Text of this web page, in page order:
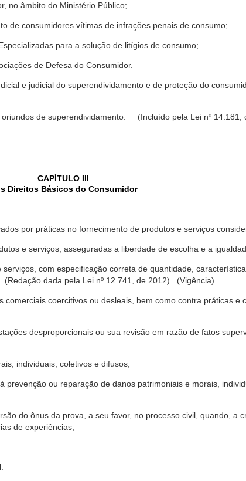
no âmbito do Ministério Público;
de consumidores vítimas de infrações penais de consumo;
para a solução de litígios de consumo;
de Defesa do Consumidor.
e judicial do superendividamento e de proteção do
de superendividamento. (Incluído pela Lei nº 14.181,
CAPÍTULO III
Direitos Básicos do Consumidor
por práticas no fornecimento de produtos e serviços
e serviços, asseguradas a liberdade de escolha e a
com especificação correta de quantidade,
dada pela Lei nº 12.741, de 2012) (Vigência)
coercitivos ou desleais, bem como contra práticas e
desproporcionais ou sua revisão em razão de fatos
individuais, coletivos e difusos;
prevenção ou reparação de danos patrimoniais e morais,
do ônus da prova, a seu favor, no processo civil, quando, a
de experiências;